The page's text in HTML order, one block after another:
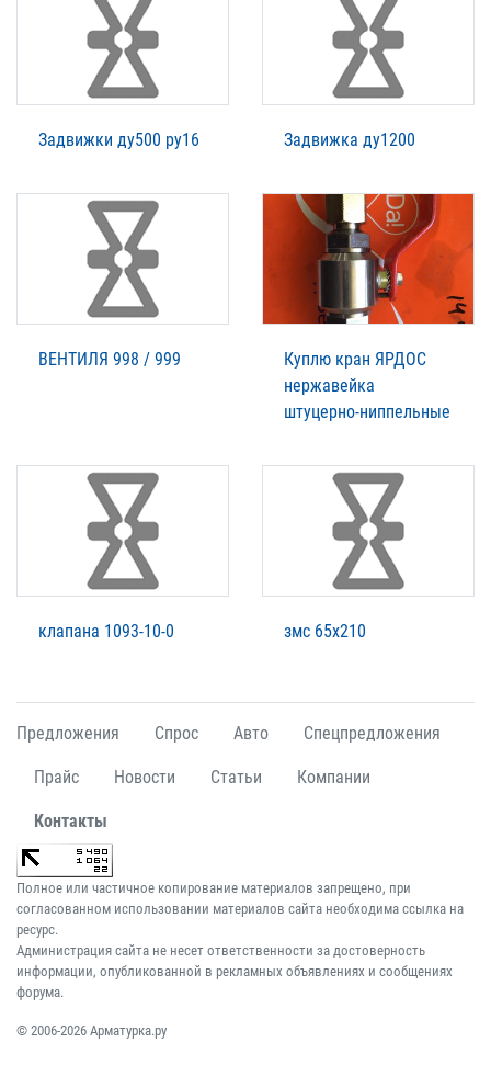
Задвижки ду500 ру16 Задвижка ду1200
ВЕНТИЛЯ 998 / 999
Куплю кран ЯРДОС
нержавейка
штуцерно-ниппельные
клапана 1093-10-0 змс 65х210
Предложения Спрос Авто Спецпредложения
Прайс Новости Статьи Компании
Контакты
Полное или частичное копирование материалов запрещено, при
согласованном использовании материалов сайта необходима ссылка на
ресурс.
Администрация сайта не несет ответственности за достоверность
информации, опубликованной в рекламных объявлениях и сообщениях
форума.
© 2006-2026 Арматурка.ру